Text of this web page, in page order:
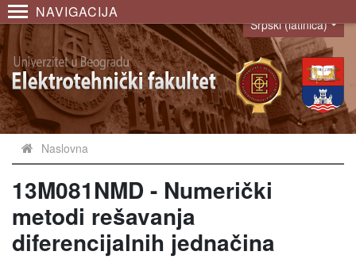
NAVIGACIJA
Language
Srpski (latinica)
Naslovna
13M081NMD - Numerički
metodi rešavanja
diferencijalnih jednačina